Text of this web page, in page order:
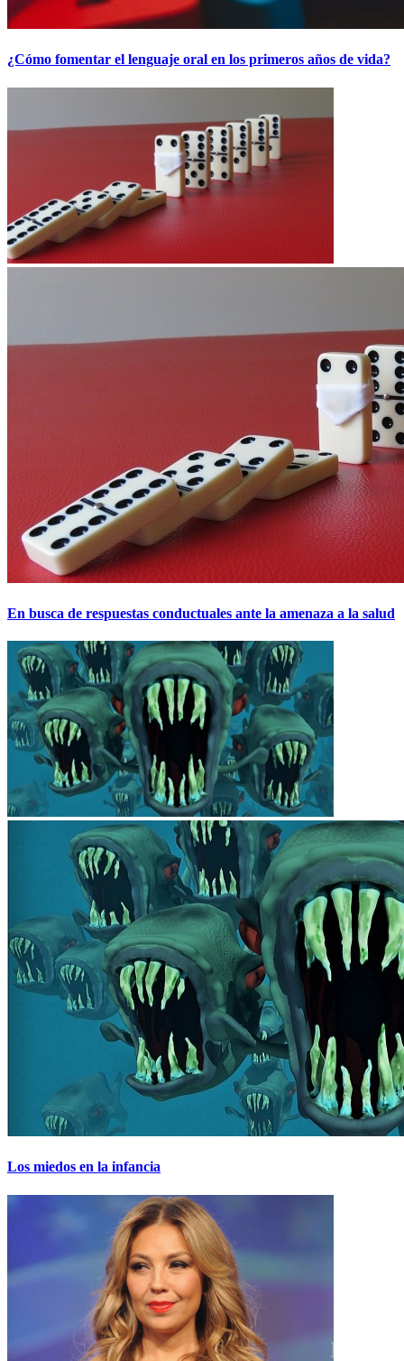
¿Cómo fomentar el lenguaje oral en los primeros años de vida?
En busca de respuestas conductuales ante la amenaza a la salud
Los miedos en la infancia